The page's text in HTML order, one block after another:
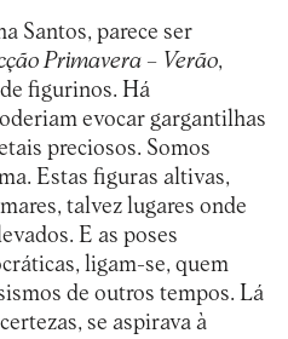
Santos, parece ser
Primavera – Verão,
figurinos. Há
evocar gargantilhas
preciosos. Somos
Estas figuras altivas,
talvez lugares onde
E as poses
ligam-se, quem
de outros tempos. Lá
se aspirava à